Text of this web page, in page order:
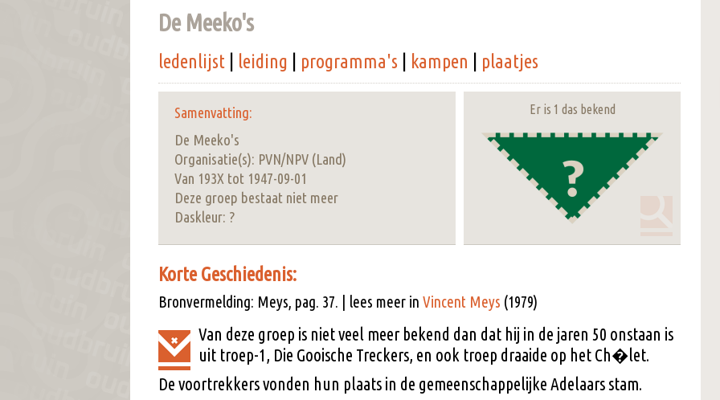
De Meeko's
ledenlijst leiding programma's kampen plaatjes
Samenvatting:
De Meeko's
Organisatie(s): PVN/NPV (Land)
Van 193X tot 1947-09-01
Deze groep bestaat niet meer
Daskleur: ?
Er is 1 das bekend
Korte Geschiedenis:
Bronvermelding: Meys, pag. 37. | lees meer in Vincent Meys (1979)
Van deze groep is niet veel meer bekend dan dat hij in de jaren 50 onstaan is
uit troep-1, Die Gooische Treckers, en ook troep draaide op het Ch�let.
De voortrekkers vonden hun plaats in de gemeenschappelijke Adelaars stam.